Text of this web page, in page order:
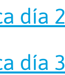
día 2
día 3